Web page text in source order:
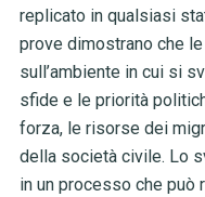
replicato in qualsiasi
prove dimostrano che
sull’ambiente in cui si
sfide e le priorità
forza, le risorse dei
della società civile. Lo
in un processo che